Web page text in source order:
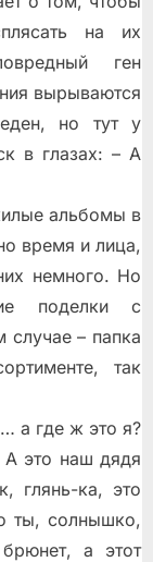
на их
ген
вырываются
но тут у
в глазах: – А
альбомы в
время и лица,
немного. Но
поделки с
– папка
так
а где ж это я?
А это наш дядя
глянь-ка, это
ты, солнышко,
а этот